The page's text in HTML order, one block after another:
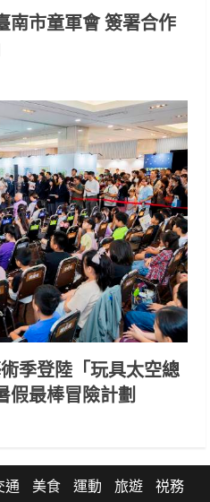
南市童軍會 簽署合作
季登陸「玩具太空總
假最棒冒險計劃
通 美食 運動 旅遊
祱務